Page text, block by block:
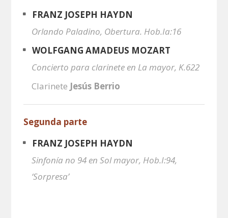
FRANZ JOSEPH HAYDN
Orlando Paladino, Obertura. Hob.Ia:16
WOLFGANG AMADEUS MOZART
Concierto para clarinete en La mayor, K.622
Clarinete Jesús Berrio
Segunda parte
FRANZ JOSEPH HAYDN
Sinfonía no 94 en Sol mayor, Hob.I:94,
‘Sorpresa’